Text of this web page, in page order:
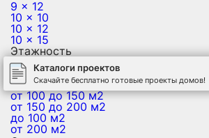
9 x 12
10 x 10
10 x 12
10 x 15
Этажность
Одноэтажные
Двухэтажные
Площадь
от 100 до 150 м2
от 150 до 200 м2
до 100 м2
от 200 м2
Каталоги проектов
Скачайте бесплатно готовые проекты домов!